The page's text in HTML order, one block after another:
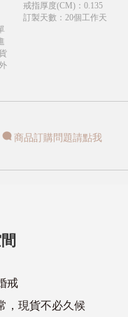
戒指厚度(CM)： 0.135
訂製天數 ： 20個工作天
商品訂購問題請點我
戒
，現貨不必久候